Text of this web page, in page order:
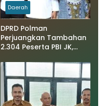
Daerah
DPRD Polman
Perjuangkan Tambahan
2.304 Peserta PBI JK,
1 M